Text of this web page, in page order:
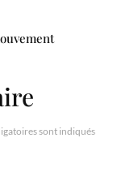
sont indiqués